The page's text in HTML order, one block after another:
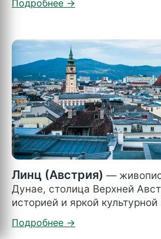
Линц (Австрия) —
Дунае, столица Верхней
историей и яркой